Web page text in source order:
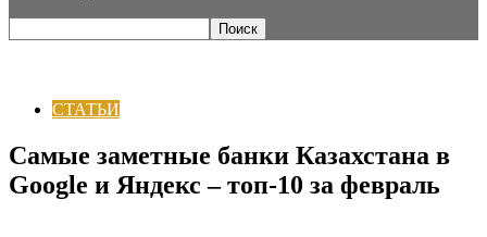
СТАТЬИ
Самые заметные банки Казахстана в
Google и Яндекс – топ-10 за февраль